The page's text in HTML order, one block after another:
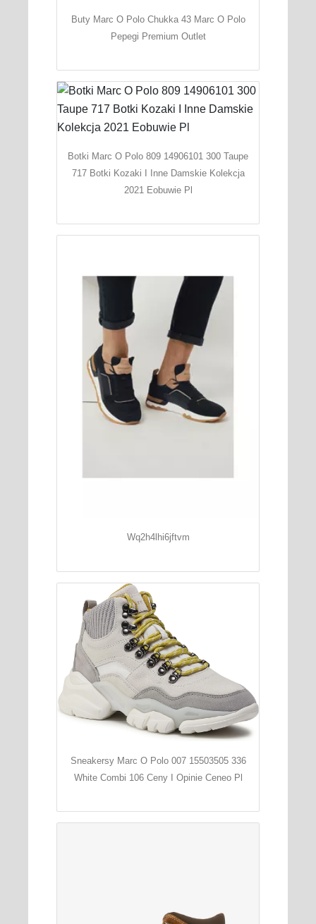
Buty Marc O Polo Chukka 43 Marc O Polo
Pepegi Premium Outlet
Botki Marc O Polo 809 14906101 300 Taupe
717 Botki Kozaki I Inne Damskie Kolekcja
2021 Eobuwie Pl
Wq2h4lhi6jftvm
Sneakersy Marc O Polo 007 15503505 336
White Combi 106 Ceny I Opinie Ceneo Pl